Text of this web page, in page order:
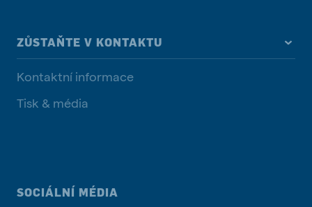
ZŮSTAŇTE V KONTAKTU
Kontaktní informace
Tisk & média
SOCIÁLNÍ MÉDIA